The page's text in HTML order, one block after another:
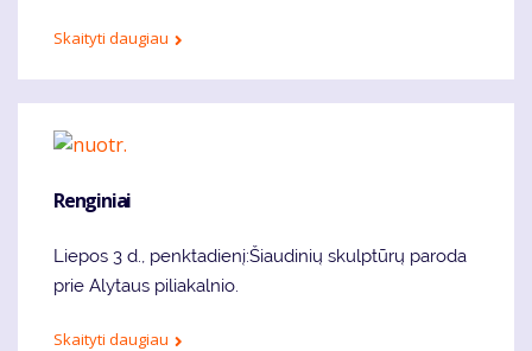
Skaityti daugiau
Renginiai
Liepos 3 d., penktadienį:Šiaudinių skulptūrų paroda
prie Alytaus piliakalnio.
Skaityti daugiau